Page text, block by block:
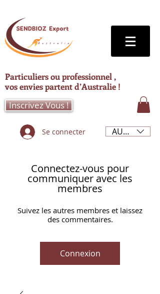
Particuliers ou professionnel ,
vos envies partent d’Australie !
Inscrivez Vous !
Se connecter AUD (AU$)
Connectez-vous pour
communiquer avec les
membres
Suivez les autres membres et laissez
des commentaires.
Connexion